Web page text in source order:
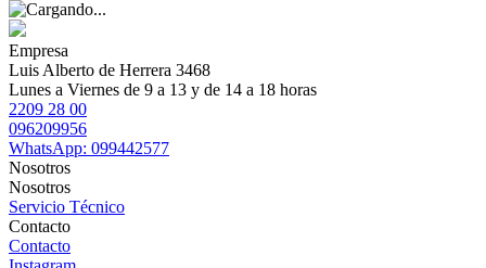
Empresa
Luis Alberto de Herrera 3468
Lunes a Viernes de 9 a 13 y de 14 a 18 horas
2209 28 00
096209956
WhatsApp: 099442577
Nosotros
Nosotros
Servicio Técnico
Contacto
Contacto